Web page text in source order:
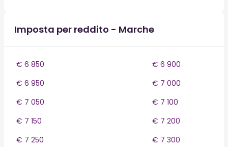
Imposta per reddito - Marche
€ 6 850
€ 6 900
€ 6 950
€ 7 000
€ 7 050
€ 7 100
€ 7 150
€ 7 200
€ 7 250
€ 7 300